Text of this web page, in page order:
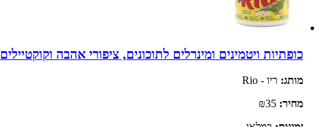
כופתיות ויטמינים ומינרלים לתוכונים, ציפורי אהבה וקוקטיילים 120 גרם | Rio Mealberry
מותג: ריו - Rio
מחיר: